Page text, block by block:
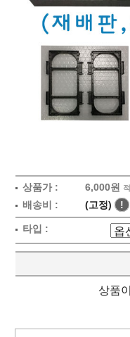
상품가 : 6,000원
배송비 : (고정) !
타입 :
상품